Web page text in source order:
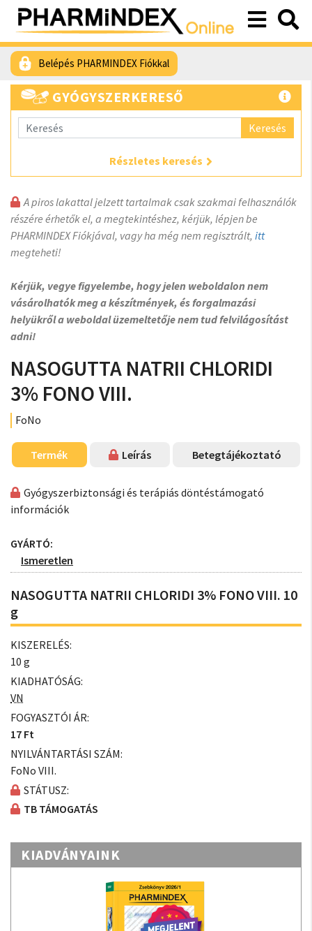
Belépés PHARMINDEX Fiókkal
GYÓGYSZERKERESŐ
Keresés
Részletes keresés
A piros lakattal jelzett tartalmak csak szakmai felhasználók
részére érhetők el, a megtekintéshez, kérjük, lépjen be
PHARMINDEX Fiókjával, vagy ha még nem regisztrált, itt
megteheti!
Kérjük, vegye figyelembe, hogy jelen weboldalon nem
vásárolhatók meg a készítmények, és forgalmazási
helyükről a weboldal üzemeltetője nem tud felvilágosítást
adni!
NASOGUTTA NATRII CHLORIDI
3% FONO VIII.
FoNo
Termék Leírás Betegtájékoztató
Gyógyszerbiztonsági és terápiás döntéstámogató
információk
GYÁRTÓ:
Ismeretlen
NASOGUTTA NATRII CHLORIDI 3% FONO VIII. 10
g
KISZERELÉS:
10 g
KIADHATÓSÁG:
VN
FOGYASZTÓI ÁR:
17 Ft
NYILVÁNTARTÁSI SZÁM:
FoNo VIII.
STÁTUSZ:
TB TÁMOGATÁS
KIADVÁNYAINK